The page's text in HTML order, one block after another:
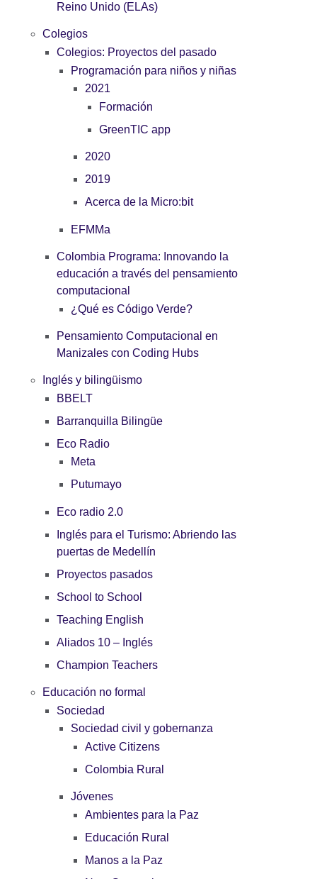
Reino Unido (ELAs)
Colegios
Colegios: Proyectos del pasado
Programación para niños y niñas
2021
Formación
GreenTIC app
2020
2019
Acerca de la Micro:bit
EFMMa
Colombia Programa: Innovando la
educación a través del pensamiento
computacional
¿Qué es Código Verde?
Pensamiento Computacional en
Manizales con Coding Hubs
Inglés y bilingüismo
BBELT
Barranquilla Bilingüe
Eco Radio
Meta
Putumayo
Eco radio 2.0
Inglés para el Turismo: Abriendo las
puertas de Medellín
Proyectos pasados
School to School
Teaching English
Aliados 10 – Inglés
Champion Teachers
Educación no formal
Sociedad
Sociedad civil y gobernanza
Active Citizens
Colombia Rural
Jóvenes
Ambientes para la Paz
Educación Rural
Manos a la Paz